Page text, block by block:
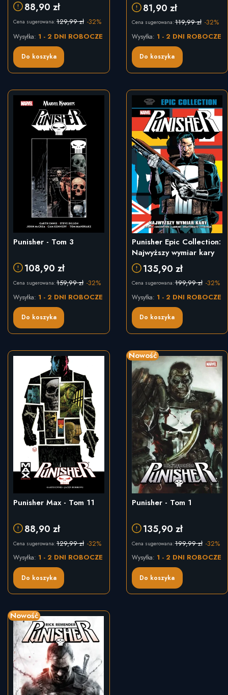
88,90 zł
Cena sugerowana: 129,99 zł -32%
Do koszyka
Wysyłka: 1 - 2 DNI ROBOCZE
81,90 zł
Cena sugerowana:119,99 zł -32%
Do koszyka
Wysyłka: 1 - 2 DNI ROBOCZE
Punisher - Tom 3
108,90 zł
Cena sugerowana: 159,99 zł -32%
Do koszyka
Wysyłka: 1 - 2 DNI ROBOCZE
Punisher Epic Collection:
Najwyższy wymiar kary
135,90 zł
Cena sugerowana:199,99 zł -32%
Do koszyka
Wysyłka: 1 - 2 DNI ROBOCZE
Punisher Max - Tom 11
88,90 zł
Cena sugerowana: 129,99 zł -32%
Do koszyka
Wysyłka: 1 - 2 DNI ROBOCZE
Nowość
Punisher - Tom 1
135,90 zł
Cena sugerowana:199,99 zł -32%
Do koszyka
Wysyłka: 1 - 2 DNI ROBOCZE
Nowość